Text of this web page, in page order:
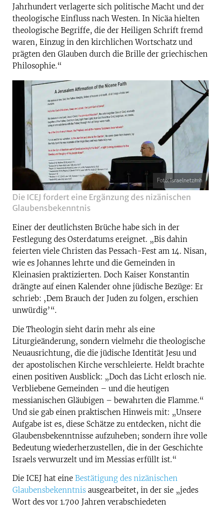
Jahrhundert verlagerte sich politische Macht und der
theologische Einfluss nach Westen. In Nicäa hielten
theologische Begriffe, die der Heiligen Schrift fremd
waren, Einzug in den kirchlichen Wortschatz und
prägten den Glauben durch die Brille der griechischen
Philosophie.“
Foto: Israelnetz/mh
Die ICEJ fordert eine Ergänzung des nizänischen
Glaubensbekenntnis
Einer der deutlichsten Brüche habe sich in der
Festlegung des Osterdatums ereignet. „Bis dahin
feierten viele Christen das Pessach-Fest am 14. Nisan,
wie es Johannes lehrte und die Gemeinden in
Kleinasien praktizierten. Doch Kaiser Konstantin
drängte auf einen Kalender ohne jüdische Bezüge: Er
schrieb: ‚Dem Brauch der Juden zu folgen, erschien
unwürdig’“.
Die Theologin sieht darin mehr als eine
Liturgieänderung, sondern vielmehr die theologische
Neuausrichtung, die die jüdische Identität Jesu und
der apostolischen Kirche verschleierte. Heldt brachte
einen positiven Ausblick: „Doch das Licht erlosch nie.
Verbliebene Gemeinden – und die heutigen
messianischen Gläubigen – bewahrten die Flamme.“
Und sie gab einen praktischen Hinweis mit: „Unsere
Aufgabe ist es, diese Schätze zu entdecken, nicht die
Glaubensbekenntnisse aufzuheben; sondern ihre volle
Bedeutung wiederherzustellen, die in der Geschichte
Israels verwurzelt und im Messias erfüllt ist.“
Die ICEJ hat eine Bestätigung des nizänischen
Glaubensbekenntnis ausgearbeitet, in der sie „jedes
Wort des vor 1.700 Jahren verabschiedeten